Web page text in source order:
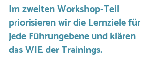
Im zweiten Workshop-Teil
priorisieren wir die Lernziele für
jede Führungebene und klären
das WIE der Trainings.